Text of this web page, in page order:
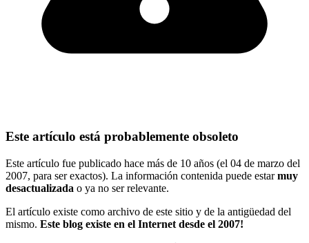
Este artículo está probablemente obsoleto
Este artículo fue publicado hace más de 10 años (el 04 de marzo del
2007, para ser exactos). La información contenida puede estarmuy
desactualizada o ya no ser relevante.
El artículo existe como archivo de este sitio y de la antigüedad del
mismo. Este blog existe en el Internet desde el 2007!